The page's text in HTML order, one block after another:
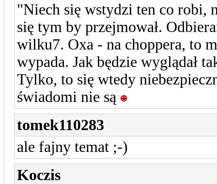
"Niech się wstydzi ten co robi,
się tym by przejmował.
wilku7. Oxa - na choppera, to
wypada. Jak będzie wyglądał
Tylko, to się wtedy
świadomi nie są
tomek110283
ale fajny temat ;-)
Koczis